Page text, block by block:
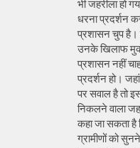
भी जहरीला हो
धरना प्रदर्शन
प्रशासन चुप है।
उनके खिलाफ
प्रशासन नहीं
प्रदर्शन हो।
पर सवाल है तो
निकलने वाला
कहा जा सकता है
ग्रामीणों को